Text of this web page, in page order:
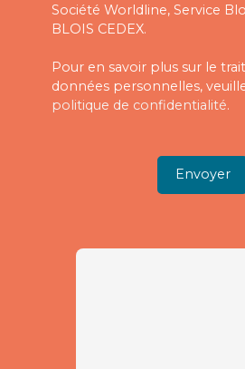
Société Worldline, Service
BLOIS CEDEX.
Pour en savoir plus sur le
données personnelles,
politique de confidentialité.
Envoyer